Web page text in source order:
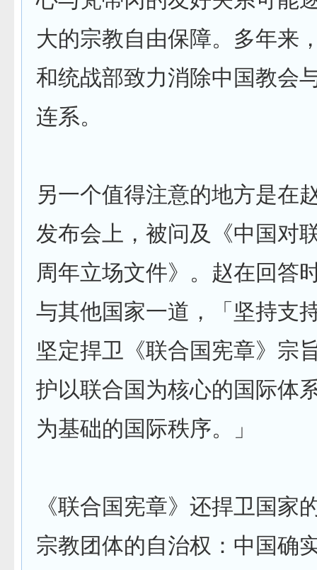
大的宗教自由保障。多年来
和统战部致力消除中国教会
连系。
另一个值得注意的地方是在
发布会上，被问及《中国对
周年立场文件》。赵在回答
与其他国家一道，「坚持支
坚定捍卫《联合国宪章》宗
护以联合国为核心的国际体
为基础的国际秩序。」
《联合国宪章》还捍卫国家
宗教团体的自治权：中国确